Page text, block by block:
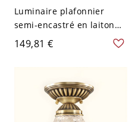
Luminaire plafonnier
semi-encastré en laiton
élégant avec abat-jour en
verre pour un style
Étoile Transparent
149,81 €